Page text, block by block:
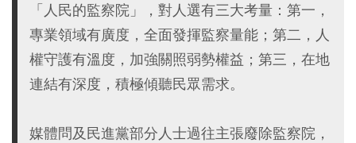
「人民的監察院」，對人選有三大考量：第一，
專業領域有廣度，全面發揮監察量能；第二，人
權守護有溫度，加強關照弱勢權益；第三，在地
連結有深度，積極傾聽民眾需求。
媒體問及民進黨部分人士過往主張廢除監察院，